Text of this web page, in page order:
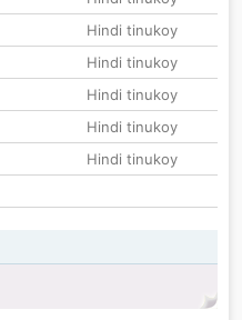
Hindi tinukoy
Hindi tinukoy
Hindi tinukoy
Hindi tinukoy
Hindi tinukoy